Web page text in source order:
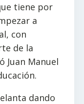
tiene por
a
con
de la
Juan Manuel
dando